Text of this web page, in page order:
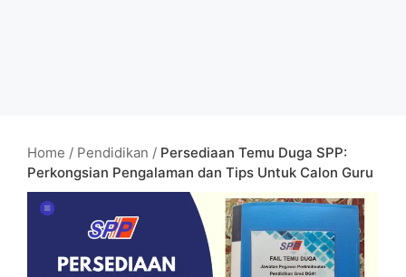
Home / Pendidikan / Persediaan Temu Duga SPP:
Perkongsian Pengalaman dan Tips Untuk Calon Guru